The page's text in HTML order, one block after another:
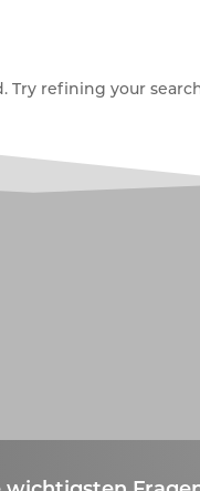
refining your